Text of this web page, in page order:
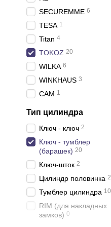
SECUREMME 6
TESA 1
Titan 4
TOKOZ 20
WILKA 6
WINKHAUS 3
CAM 1
Тип цилиндра
Ключ - ключ 2
Ключ - тумблер
(барашек) 20
Ключ-шток 2
Цилиндр половинка 2
Тумблер цилиндра 10
RIM (для накладных
замков) 0